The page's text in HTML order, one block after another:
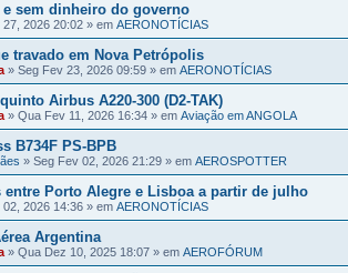
sem dinheiro do governo
2026 20:02 » em AERONOTÍCIAS
travado em Nova Petrópolis
» Seg Fev 23, 2026 09:59 » em AERONOTÍCIAS
Airbus A220-300 (D2-TAK)
» Qua Fev 11, 2026 16:34 » em Aviação em ANGOLA
B734F PS-BPB
» Seg Fev 02, 2026 21:29 » em AEROSPOTTER
entre Porto Alegre e Lisboa a partir de julho
02, 2026 14:36 » em AERONOTÍCIAS
Argentina
» Qua Dez 10, 2025 18:07 » em AEROFÓRUM